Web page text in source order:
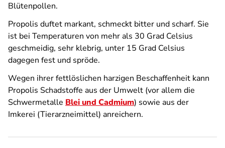
Blütenpollen.
Propolis duftet markant, schmeckt bitter und scharf. Sie
ist bei Temperaturen von mehr als 30 Grad Celsius
geschmeidig, sehr klebrig, unter 15 Grad Celsius
dagegen fest und spröde.
Wegen ihrer fettlöslichen harzigen Beschaffenheit kann
Propolis Schadstoffe aus der Umwelt (vor allem die
Schwermetalle Blei und Cadmium) sowie aus der
Imkerei (Tierarzneimittel) anreichern.